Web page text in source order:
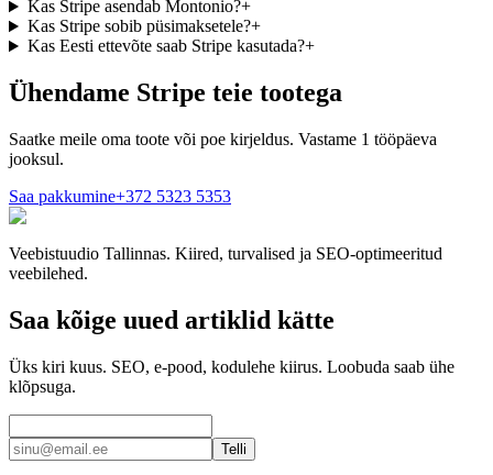
Kas Stripe asendab Montonio?+
Kas Stripe sobib püsimaksetele?+
Kas Eesti ettevõte saab Stripe kasutada?+
Ühendame Stripe teie tootega
Saatke meile oma toote või poe kirjeldus. Vastame 1 tööpäeva
jooksul.
Saa pakkumine+372 5323 5353
Veebistuudio Tallinnas. Kiired, turvalised ja SEO-optimeeritud
veebilehed.
Saa kõige uued artiklid kätte
Üks kiri kuus. SEO, e-pood, kodulehe kiirus. Loobuda saab ühe
klõpsuga.
Telli